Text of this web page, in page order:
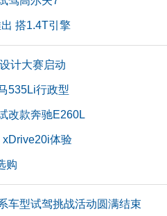
搭1.4T引擎
计大赛启动
535Li行政型
改款奔驰E260L
xDrive20i体验
购
车型试驾挑战活动圆满结束